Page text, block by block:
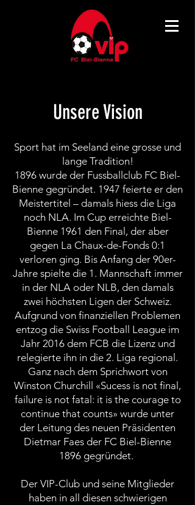
Unsere Vision
Sport hat im Seeland eine grosse und
lange Tradition!
1896 wurde der Fussballclub FC Biel-
Bienne gegründet. 1947 feierte er den
Meistertitel – damals hiess die Liga
noch NLA. Im Cup erreichte Biel-
Bienne 1961 den Final, der aber
gegen La Chaux-de-Fonds 0:1
verloren ging. Bis Anfang der 90er-
Jahre spielte die 1. Mannschaft immer
in der NLA oder NLB, den damals
zwei höchsten Ligen der Schweiz.
Aufgrund von finanziellen Problemen
entzog die Swiss Football League im
Jahr 2016 dem FCB die Lizenz und
relegierte ihn in die 2. Liga regional.
Ganz nach dem Sprichwort von
Winston Churchill «Sucess is not final,
failure is not fatal: it is the courage to
continue that counts» wurde unter
der Leitung des neuen Präsidenten
Dietmar Faes der FC Biel-Bienne
1896 gegründet.
Der VIP-Club und seine Mitglieder
haben in all diesen schwierigen